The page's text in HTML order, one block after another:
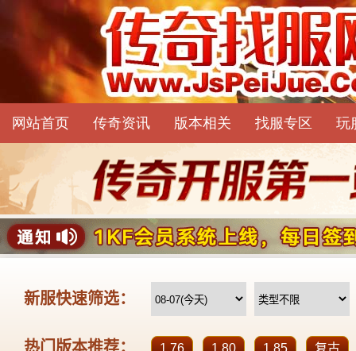
网站首页 传奇资讯 版本相关 找服专区 玩